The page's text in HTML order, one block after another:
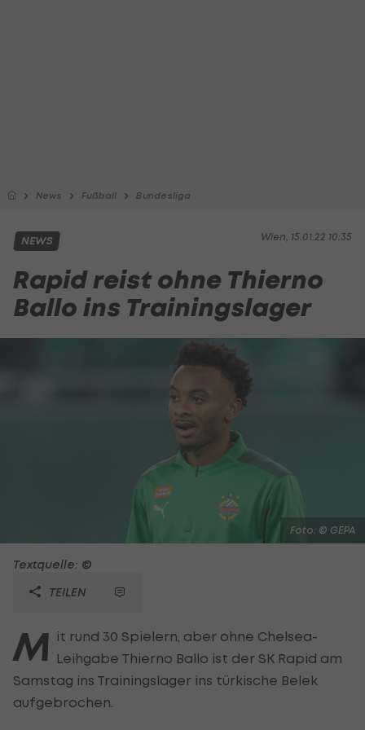
News Fußball Bundesliga
Wien, 15.01.22 10:35
NEWS
Rapid reist ohne Thierno
Ballo ins Trainingslager
Foto: © GEPA
Textquelle: ©
TEILEN
M it rund 30 Spielern, aber ohne Chelsea-
Leihgabe Thierno Ballo ist der SK Rapid am
Samstag ins Trainingslager ins türkische Belek
aufgebrochen.